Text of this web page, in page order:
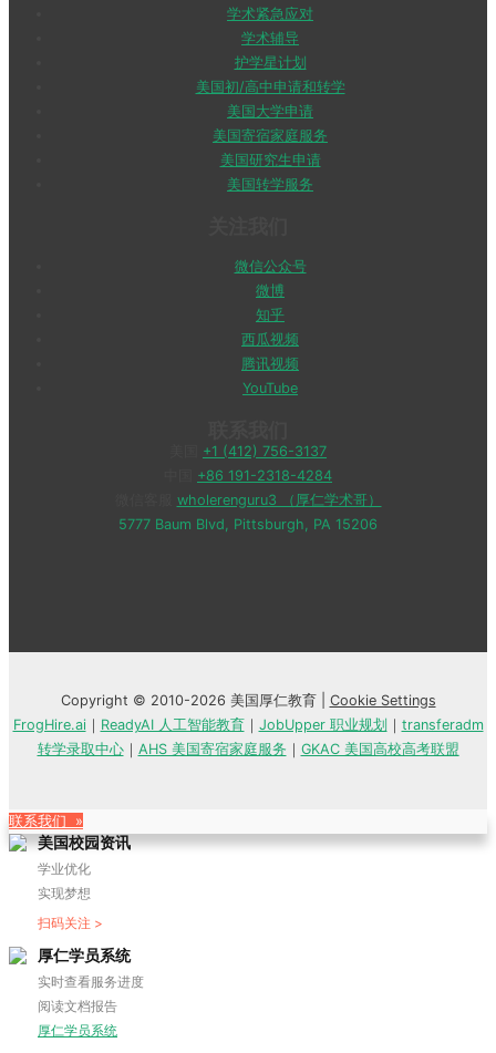
学术紧急应对
学术辅导
护学星计划
美国初/高中申请和转学
美国大学申请
美国寄宿家庭服务
美国研究生申请
美国转学服务
微信公众号
微博
知乎
西瓜视频
腾讯视频
YouTube
+1 (412) 756-3137
+86 191-2318-4284
wholerenguru3 （厚仁学术哥）
5777 Baum Blvd, Pittsburgh, PA 15206
Copyright © 2010-2026 美国厚仁教育 | Cookie Settings
FrogHire.ai｜ ReadyAI 人工智能教育｜ JobUpper 职业规划 ｜ transferadm
转学录取中心｜ AHS 美国寄宿家庭服务 ｜ GKAC 美国高校高考联盟
联系我们 »
美国校园资讯
学业优化
实现梦想
扫码关注 >
厚仁学员系统
实时查看服务进度
阅读文档报告
厚仁学员系统